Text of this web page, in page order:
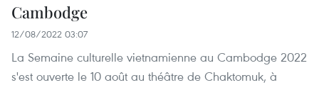
Cambodge
12/08/2022 03:07
La Semaine culturelle vietnamienne au Cambodge 2022
s'est ouverte le 10 août au théâtre de Chaktomuk, à